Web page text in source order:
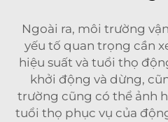
Ngoài ra, môi trường
yếu tố quan trọng cần
hiệu suất và tuổi thọ
khởi động và dừng,
trường cũng có thể ảnh
tuổi thọ phục vụ của